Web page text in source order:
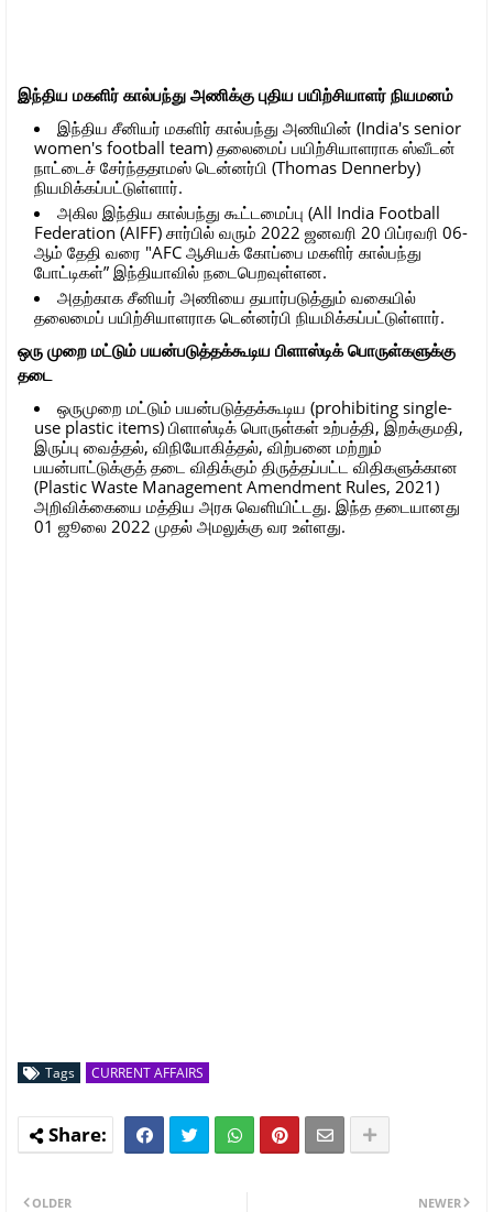
இந்திய மகளிர் கால்பந்து அணிக்கு புதிய பயிற்சியாளர் நியமனம்
இந்திய சீனியர் மகளிர் கால்பந்து அணியின் (India's senior
women's football team) தலைமைப் பயிற்சியாளராக ஸ்வீடன்
நாட்டைச் சேர்ந்ததாமஸ் டென்னர்பி (Thomas Dennerby)
நியமிக்கப்பட்டுள்ளார்.
அகில இந்திய கால்பந்து கூட்டமைப்பு (All India Football
Federation (AIFF) சார்பில் வரும் 2022 ஜனவரி 20 பிப்ரவரி 06-
ஆம் தேதி வரை "AFC ஆசியக் கோப்பை மகளிர் கால்பந்து
போட்டிகள்” இந்தியாவில் நடைபெறவுள்ளன.
அதற்காக சீனியர் அணியை தயார்படுத்தும் வகையில்
தலைமைப் பயிற்சியாளராக டென்னர்பி நியமிக்கப்பட்டுள்ளார்.
ஒரு முறை மட்டும் பயன்படுத்தக்கூடிய பிளாஸ்டிக் பொருள்களுக்கு
தடை
ஒருமுறை மட்டும் பயன்படுத்தக்கூடிய (prohibiting single-
use plastic items) பிளாஸ்டிக் பொருள்கள் உற்பத்தி, இறக்குமதி,
இருப்பு வைத்தல், விநியோகித்தல், விற்பனை மற்றும்
பயன்பாட்டுக்குத் தடை விதிக்கும் திருத்தப்பட்ட விதிகளுக்கான
(Plastic Waste Management Amendment Rules, 2021)
அறிவிக்கையை மத்திய அரசு வெளியிட்டது. இந்த தடையானது
01 ஜூலை 2022 முதல் அமலுக்கு வர உள்ளது.
Tags CURRENT AFFAIRS
NEWER
OLDER